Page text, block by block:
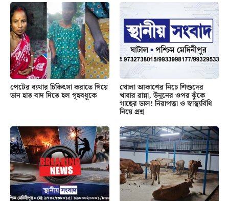
পেটের ব্যথার চিকিৎসা করাতে গিয়ে
ডান হাত বাদ দিতে হল গৃহবধূকে
খোলা আকাশের নিচে শিশুদের
খাবার রান্না, উনুনের ওপর ঝুঁকে
গাছের ডাল! নিরাপত্তা ও স্বাস্থ্যবিধি
নিয়ে প্রশ্ন